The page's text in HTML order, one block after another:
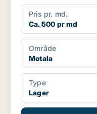
Pris pr. md.
Ca. 500 pr md
Område
Motala
Type
Lager